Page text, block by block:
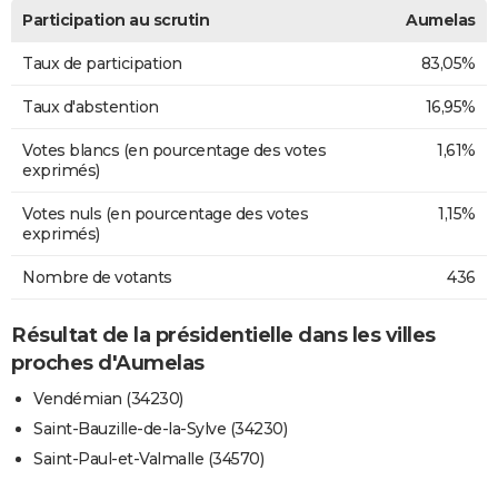
Participation au scrutin Aumelas
Taux de participation 83,05%
Taux d'abstention 16,95%
Votes blancs (en pourcentage des votes
exprimés)
1,61%
Votes nuls (en pourcentage des votes
exprimés)
1,15%
Nombre de votants 436
Résultat de la présidentielle dans les villes
proches d'Aumelas
Vendémian (34230)
Saint-Bauzille-de-la-Sylve (34230)
Saint-Paul-et-Valmalle (34570)